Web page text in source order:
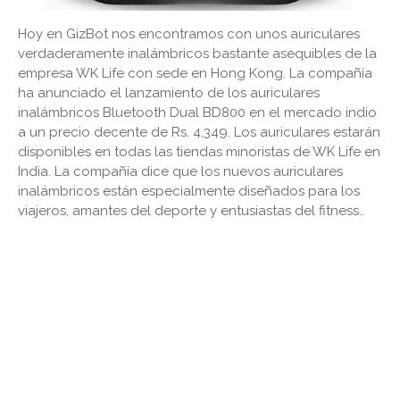
Hoy en GizBot nos encontramos con unos auriculares
verdaderamente inalámbricos bastante asequibles de la
empresa WK Life con sede en Hong Kong. La compañía
ha anunciado el lanzamiento de los auriculares
inalámbricos Bluetooth Dual BD800 en el mercado indio
a un precio decente de Rs. 4,349. Los auriculares estarán
disponibles en todas las tiendas minoristas de WK Life en
India. La compañía dice que los nuevos auriculares
inalámbricos están especialmente diseñados para los
viajeros, amantes del deporte y entusiastas del fitness..